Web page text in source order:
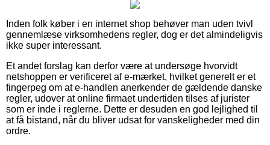
Inden folk køber i en internet shop behøver man uden tvivl
gennemlæse virksomhedens regler, dog er det almindeligvis
ikke super interessant.
Et andet forslag kan derfor være at undersøge hvorvidt
netshoppen er verificeret af e-mærket, hvilket generelt er et
fingerpeg om at e-handlen anerkender de gældende danske
regler, udover at online firmaet undertiden tilses af jurister
som er inde i reglerne. Dette er desuden en god lejlighed til
at få bistand, når du bliver udsat for vanskeligheder med din
ordre.